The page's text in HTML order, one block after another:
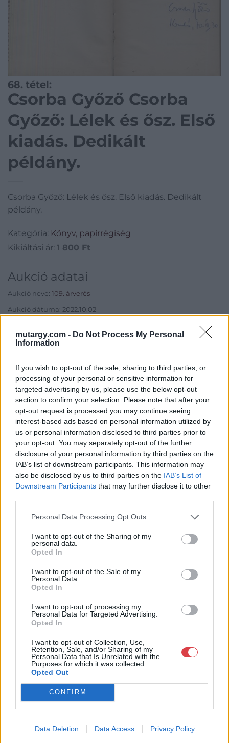
mutargy.com - Do Not Process My Personal
Information
If you wish to opt-out of the sale, sharing to third parties, or
processing of your personal or sensitive information for
targeted advertising by us, please use the below opt-out
section to confirm your selection. Please note that after your
opt-out request is processed you may continue seeing
interest-based ads based on personal information utilized by
us or personal information disclosed to third parties prior to
your opt-out. You may separately opt-out of the further
disclosure of your personal information by third parties on the
IAB’s list of downstream participants. This information may
also be disclosed by us to third parties on the IAB’s List of
Downstream Participants that may further disclose it to other
Personal Data Processing Opt Outs
I want to opt-out of the Sharing of my
personal data.
Opted In
I want to opt-out of the Sale of my
Personal Data.
Opted In
I want to opt-out of processing my
Personal Data for Targeted Advertising.
Opted In
I want to opt-out of Collection, Use,
Retention, Sale, and/or Sharing of my
Personal Data that Is Unrelated with the
Purposes for which it was collected.
Opted Out
CONFIRM
Data Deletion Data Access Privacy Policy
68. tétel:
Csorba Győző Csorba
Győző: Lélek és ősz. Első
kiadás. Dedikált
példány.
Csorba Győző: Lélek és ősz. Első kiadás. Dedikált
példány.
Kategória: Könyv, papírrégiség
Kikiáltási ár: 1 800 Ft
Aukció adatai
Aukció neve: 109. árverés
Aukció dátuma: 2022.10.02
Aukció helye: aukcio.net
Eladó adatai
Eladó:
Aukcio.net - Mike
Portobello Aukciósház
Cím: Vízkeleti Lívia
Mipo Kft
Budapest
+36703805044
1053
Telefon: +36703805044
Bemutatkozás: Immár közel 30 éve, hogy a Múzeum körúton
a Portobello aukciósház kiegészítette az addigi tevékenységét
és megszületett a Mike Portobello Aukciósház. 2022-től saját
GALÉRIA TOVÁBBI MŰTÁRGYAI
KAPCSOLÓDÓ MŰTÁRGYAK